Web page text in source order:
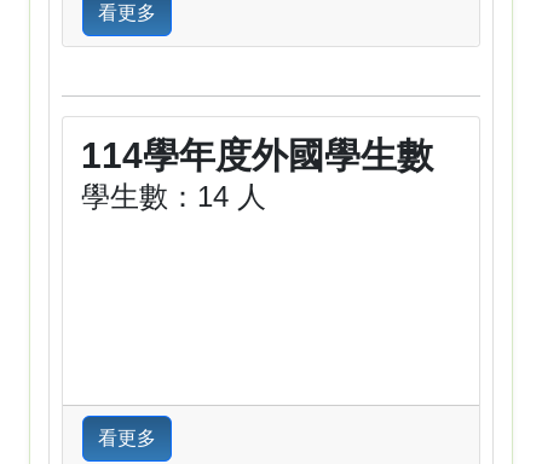
看更多
114學年度外國學生數
學生數：14 人
看更多